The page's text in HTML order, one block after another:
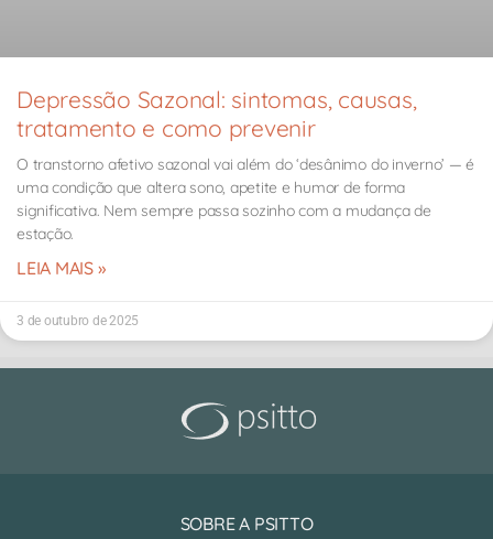
Depressão Sazonal: sintomas, causas,
tratamento e como prevenir
O transtorno afetivo sazonal vai além do ‘desânimo do inverno’ — é
uma condição que altera sono, apetite e humor de forma
significativa. Nem sempre passa sozinho com a mudança de
estação.
LEIA MAIS »
3 de outubro de 2025
SOBRE A PSITTO